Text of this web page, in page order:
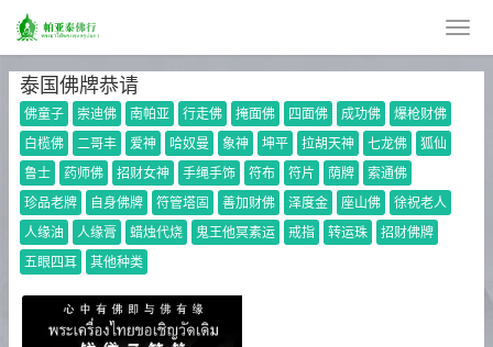
泰国佛牌恭请
佛童子 崇迪佛 南帕亚 行走佛 掩面佛 四面佛 成功佛
爆枪财佛
白榄佛
二哥丰 爱神 哈奴曼 象神 坤平 拉胡天神 七龙佛
狐仙
鲁士
药师佛 招财女神 手绳手饰 符布 符片 荫牌
索通佛
珍品老牌
自身佛牌 符管塔固 善加财佛 泽度金 座山佛
徐祝老人
人缘油
人缘膏 蜡烛代烧 鬼王他冥素运 戒指 转运珠
招财佛牌
五眼四耳
其他种类